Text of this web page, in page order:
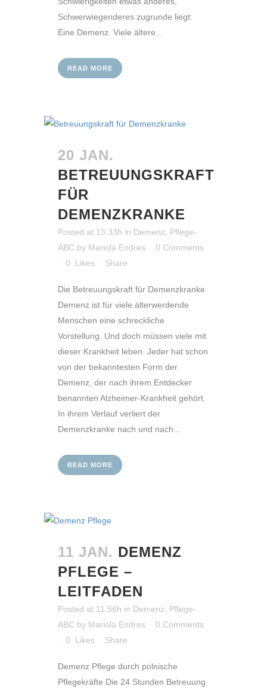
Schwerwiegenderes zugrunde liegt:
Eine Demenz. Viele ältere...
READ MORE
20 JAN.
BETREUUNGSKRAFT
FÜR
DEMENZKRANKE
Posted at 13:33h in Demenz
Pflege-
ABC by Mariola Endres
0 Comments
0
Likes Share
Die Betreuungskraft für Demenzkranke
Demenz ist für viele älterwerdende
Menschen eine schreckliche
Vorstellung. Und doch müssen viele mit
dieser Krankheit leben. Jeder hat schon
von der bekanntesten Form der
Demenz, der nach ihrem Entdecker
benannten Alzheimer-Krankheit gehört.
In ihrem Verlauf verliert der
Demenzkranke nach und nach...
READ MORE
11 JAN. DEMENZ
PFLEGE –
LEITFADEN
Posted at 11:56h in Demenz
Pflege-
ABC by Mariola Endres
0 Comments
0
Likes Share
Demenz Pflege durch polnische
Pflegekräfte Die 24 Stunden Betreuung